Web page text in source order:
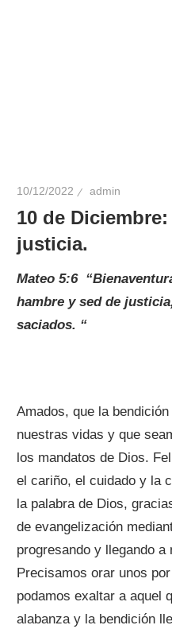
10/12/2022 admin
10 de
justicia.
Mateo 5:6
hambre y sed de
saciados. “
Amados, que la
nuestras vidas y que
los mandatos de Dios.
el cariño, el cuidado y la
la palabra de Dios,
de evangelización
progresando y llegando
Precisamos orar unos
podamos exaltar a aquel
alabanza y la bendición